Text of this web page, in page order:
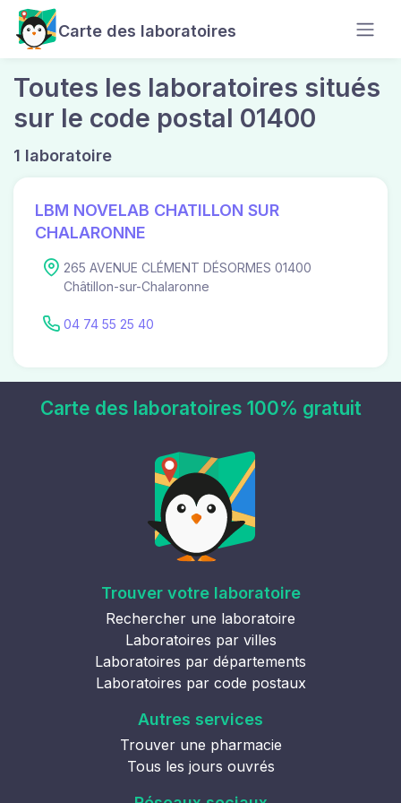
Carte des laboratoires
Toutes les laboratoires situés
sur le code postal 01400
1 laboratoire
LBM NOVELAB CHATILLON SUR
CHALARONNE
265 AVENUE CLÉMENT DÉSORMES 01400
Châtillon-sur-Chalaronne
04 74 55 25 40
Carte des laboratoires 100% gratuit
Trouver votre laboratoire
Rechercher une laboratoire
Laboratoires par villes
Laboratoires par départements
Laboratoires par code postaux
Autres services
Trouver une pharmacie
Tous les jours ouvrés